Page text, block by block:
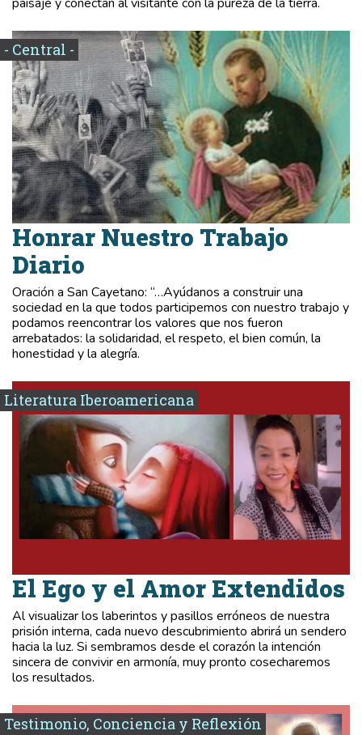
- Central -
Honrar Nuestro Trabajo
Diario
Oración a San Cayetano: “…Ayúdanos a construir una
sociedad en la que todos participemos con nuestro trabajo y
podamos reencontrar los valores que nos fueron
arrebatados: la solidaridad, el respeto, el bien común, la
honestidad y la alegría.
Literatura Iberoamericana
El Ego y el Amor Extendidos
Al visualizar los laberintos y pasillos erróneos de nuestra
prisión interna, cada nuevo descubrimiento abrirá un sendero
hacia la luz. Si sembramos desde el corazón la intención
sincera de convivir en armonía, muy pronto cosecharemos
los resultados.
Testimonio, Conciencia y Reflexión